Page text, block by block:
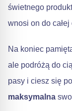
świetnego
wnosi on do
Na koniec
ale podróżą do
pasy i ciesz się
maksymalna